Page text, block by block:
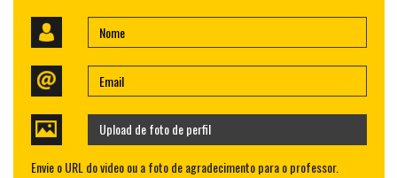
Upload de foto de perfil
Envie o URL do video ou a foto de agradecimento para o professor.